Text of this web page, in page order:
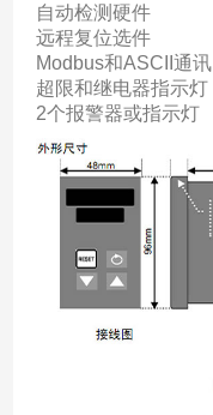
自动检测硬件
远程复位选件
Modbus和ASCII通讯
超限和继电器指示灯
2个报警器或指示灯